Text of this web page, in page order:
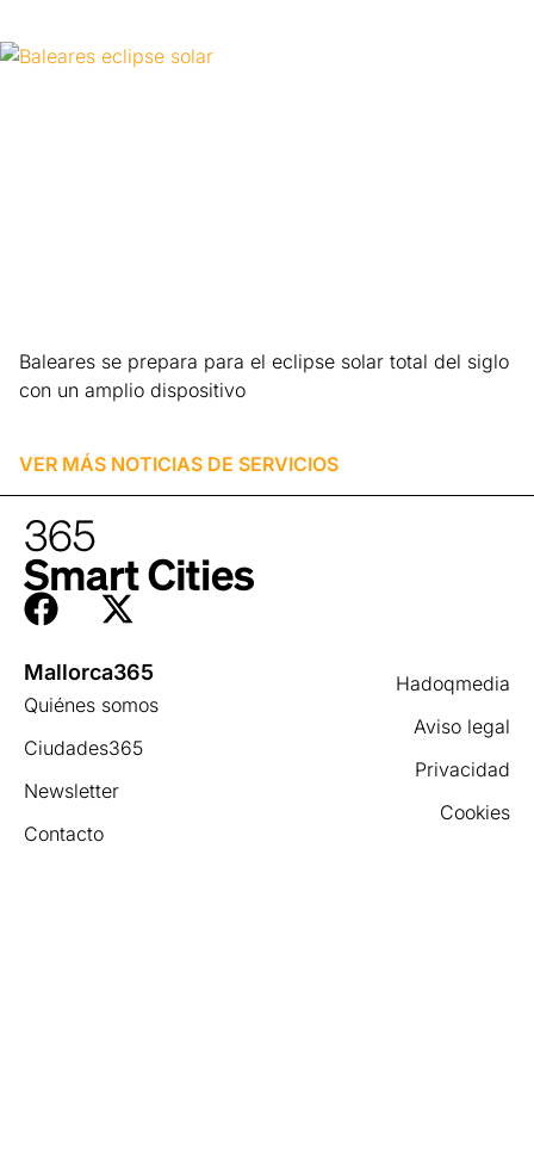
Baleares se prepara para el eclipse solar total del siglo
con un amplio dispositivo
VER MÁS NOTICIAS DE SERVICIOS
Hadoqmedia
Aviso legal
Privacidad
Cookies
Mallorca365
Quiénes somos
Ciudades365
Newsletter
Contacto